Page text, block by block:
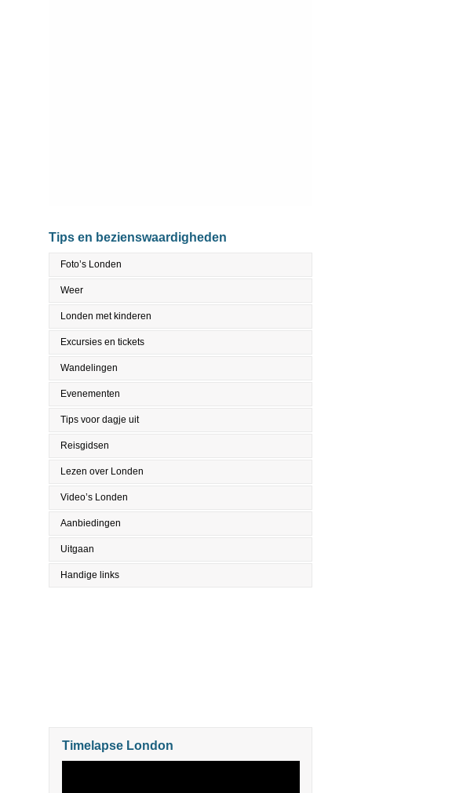
Tips en bezienswaardigheden
Foto’s Londen
Weer
Londen met kinderen
Excursies en tickets
Wandelingen
Evenementen
Tips voor dagje uit
Reisgidsen
Lezen over Londen
Video’s Londen
Aanbiedingen
Uitgaan
Handige links
Timelapse London